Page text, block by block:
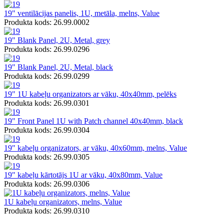
19" ventilācijas panelis, 1U, metāla, melns, Value
Produkta kods: 26.99.0002
19" Blank Panel, 2U, Metal, grey
Produkta kods: 26.99.0296
19" Blank Panel, 2U, Metal, black
Produkta kods: 26.99.0299
19" 1U kabeļu organizators ar vāku, 40x40mm, pelēks
Produkta kods: 26.99.0301
19" Front Panel 1U with Patch channel 40x40mm, black
Produkta kods: 26.99.0304
19" kabeļu organizators, ar vāku, 40x60mm, melns, Value
Produkta kods: 26.99.0305
19" kabeļu kārtotājs 1U ar vāku, 40x80mm, Value
Produkta kods: 26.99.0306
1U kabeļu organizators, melns, Value
Produkta kods: 26.99.0310